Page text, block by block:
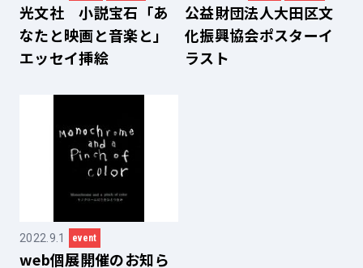
光文社 小説宝石「あ
なたと映画と音楽と」
エッセイ挿絵
公益財団法人大田区文
化振興協会ポスターイ
ラスト
2022.9.1 event
web個展開催のお知ら